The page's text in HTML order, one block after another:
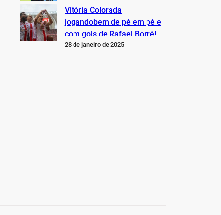
Vitória Colorada
jogandobem de pé em pé e
com gols de Rafael Borré!
28 de janeiro de 2025